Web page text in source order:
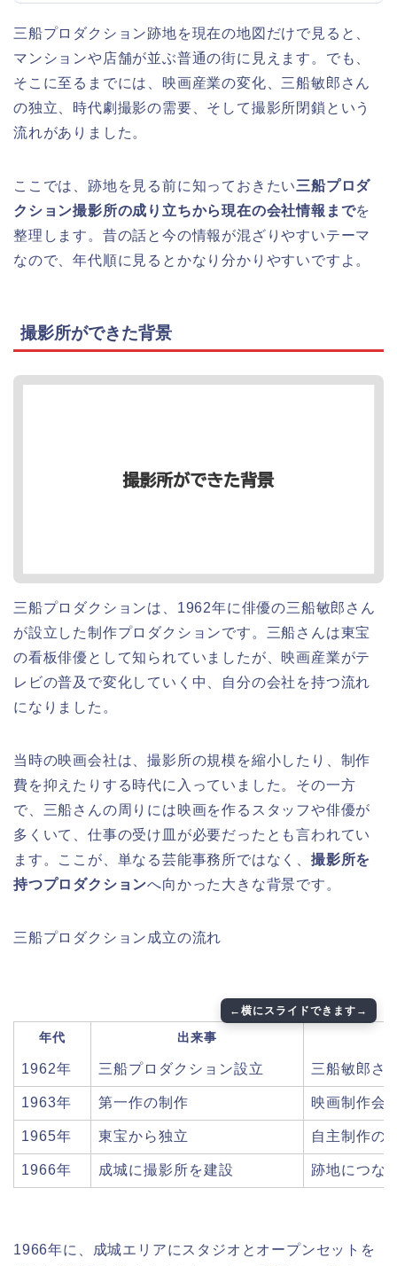
三船プロダクション跡地を現在の地図だけで見ると、
マンションや店舗が並ぶ普通の街に見えます。でも、
そこに至るまでには、映画産業の変化、三船敏郎さん
の独立、時代劇撮影の需要、そして撮影所閉鎖という
流れがありました。
ここでは、跡地を見る前に知っておきたい三船プロダ
クション撮影所の成り立ちから現在の会社情報までを
整理します。昔の話と今の情報が混ざりやすいテーマ
なので、年代順に見るとかなり分かりやすいですよ。
撮影所ができた背景
三船プロダクションは、1962年に俳優の三船敏郎さん
が設立した制作プロダクションです。三船さんは東宝
の看板俳優として知られていましたが、映画産業がテ
レビの普及で変化していく中、自分の会社を持つ流れ
になりました。
当時の映画会社は、撮影所の規模を縮小したり、制作
費を抑えたりする時代に入っていました。その一方
で、三船さんの周りには映画を作るスタッフや俳優が
多くいて、仕事の受け皿が必要だったとも言われてい
ます。ここが、単なる芸能事務所ではなく、 撮影所を
持つプロダクションへ向かった大きな背景です。
三船プロダクション成立の流れ
年代 出来事
1962年 三船プロダクション設立 三船敏郎さ
1963年 第一作の制作 映画制作会
1965年 東宝から独立 自主制作の
1966年 成城に撮影所を建設 跡地につな
1966年に、成城エリアにスタジオとオープンセットを